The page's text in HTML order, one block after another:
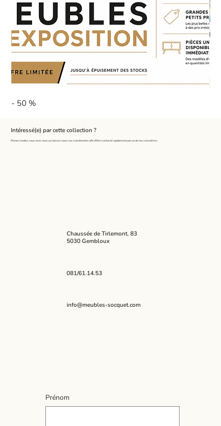
- 50 %
Intéressé(e) par cette collection ?
Prenez rendez-vous avec nous ou laissez-nous vos coordonnées afin d'être contacté rapidement par un de nos conseillers.
Prénom
Chaussée de Tirlemont, 83
5030 Gembloux
081/61.14.53
info@meubles-socquet.com